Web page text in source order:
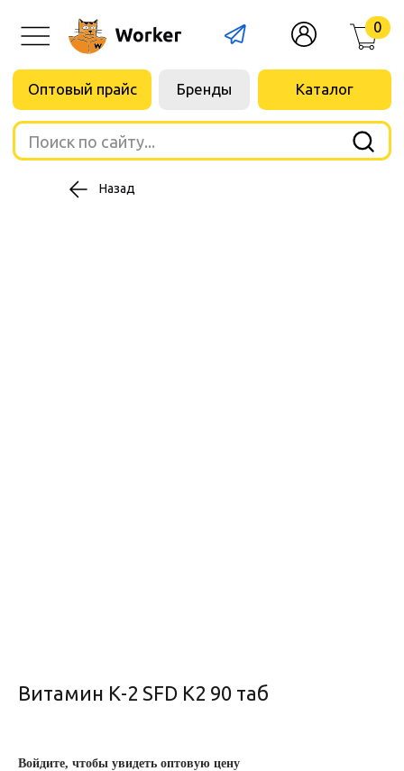
Поиск по сайту...
Назад
Витамин К-2 SFD K2 90 таб
Войдите, чтобы увидеть оптовую цену